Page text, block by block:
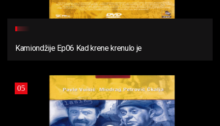
Kamiondžije Ep06 Kad krene krenulo je
05